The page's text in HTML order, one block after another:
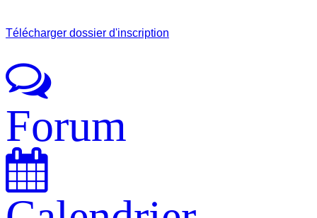
Télécharger dossier d'inscription
Forum